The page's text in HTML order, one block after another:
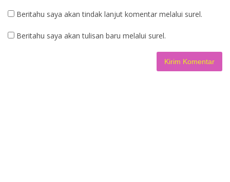
Beritahu saya akan tindak lanjut komentar melalui surel.
Beritahu saya akan tulisan baru melalui surel.